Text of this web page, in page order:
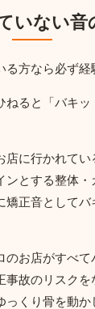
いない音
方なら必ず経
ると「バキッ
店に行かれてい
ンとする整体・
矯正音として
のお店がすべて
事故のリスクを
っくり骨を動か